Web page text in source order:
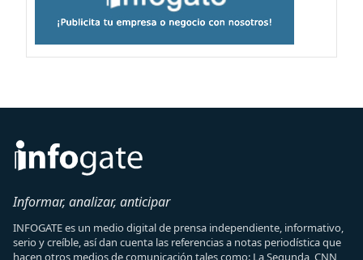
Informar, analizar, anticipar
INFOGATE es un medio digital de prensa independiente, informativo,
serio y creíble, así dan cuenta las referencias a notas periodística que
hacen otros medios de comunicación tales como: La Segunda, CNN